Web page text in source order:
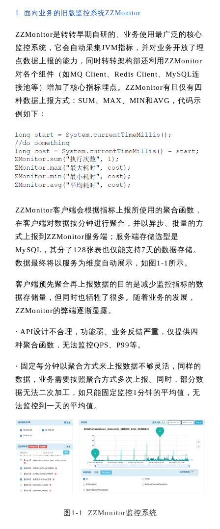
1. 面向业务的旧版监控系统ZZMonitor
ZZMonitor是转转早期自研的、业务使用最广泛的核心
监控系统，它会自动采集JVM指标，并对业务开放了埋
点数据上报的能力，同时转转架构部还利用ZZMonitor
对各个组件（如MQ Client、Redis Client、MySQL连
接池等）增加了核心指标埋点。ZZMonitor有且仅有四
种数据上报方式：SUM、MAX、MIN和AVG，代码示
例如下：
ZZMonitor客户端会根据指标上报所使用的聚合函数，
在客户端对数据按分钟进行聚合，并以异步、批量的方
式上报到ZZMonitor服务端；服务端存储选型是
MySQL，其分了128张表也仅能支持7天的数据存储。
数据最终将以服务为维度自动展示，如图1-1所示。
客户端预先聚合再上报数据的目的是减少监控指标的数
据存储量，但同时也牺牲了很多。随着业务的发展，
ZZMonitor的弊端逐渐显露。
· API设计不合理，功能弱、业务反馈严重，仅提供四
种聚合函数，无法监控QPS、P99等。
· 固定每分钟以聚合方式来上报数据不够灵活，同样的
数据，业务需要按照聚合方式多次上报。同时，部分数
据无法二次加工，如只能固定监控1分钟的平均值，无
法监控到一天的平均值。
图1-1 ZZMonitor监控系统